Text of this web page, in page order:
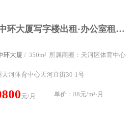
金中环大厦写字楼出租·办公室租赁体育西路丨金中环大厦丨358方精装单位丨88元出租丨全天空调
环大厦 / 350m² 所属商圈：天河区体育中心
天河体育中心天河直街30-1号
元/月 单价：88元/m²⋅月